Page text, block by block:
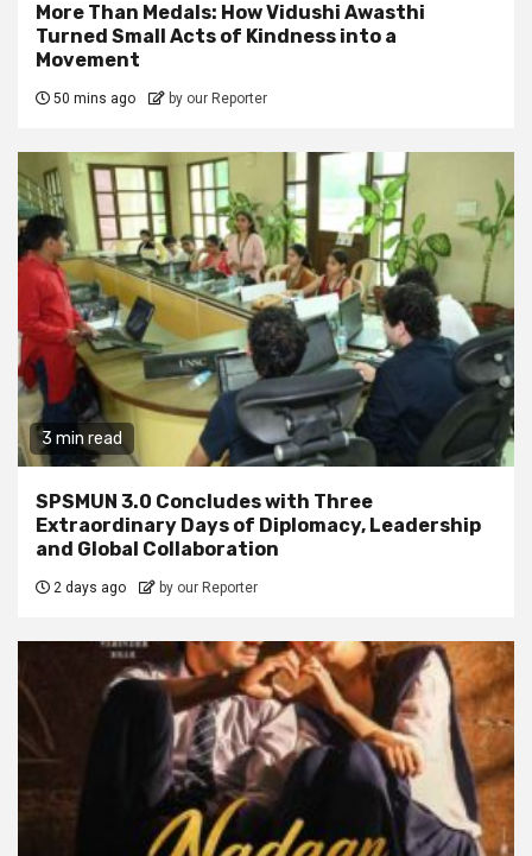
More Than Medals: How Vidushi Awasthi
Turned Small Acts of Kindness into a
Movement
50 mins ago by our Reporter
3 min read
SPSMUN 3.0 Concludes with Three
Extraordinary Days of Diplomacy, Leadership
and Global Collaboration
2 days ago by our Reporter